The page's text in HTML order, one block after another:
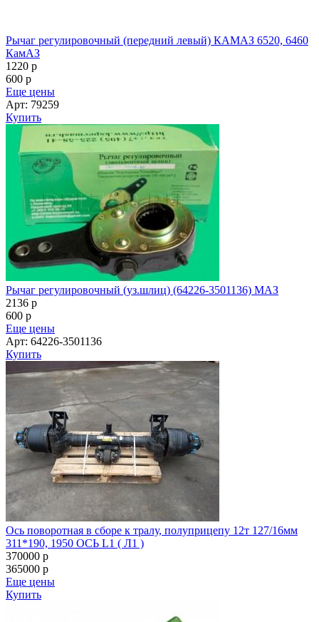
Рычаг регулировочный (передний левый) КАМАЗ 6520, 6460
КамАЗ
1220 p
600 p
Еще цены
Арт: 79259
Купить
Рычаг регулировочный (уз.шлиц) (64226-3501136) МАЗ
2136 p
600 p
Еще цены
Арт: 64226-3501136
Купить
Ось поворотная в сборе к тралу, полуприцепу 12т 127/16мм
311*190, 1950 ОСЬ L1 ( Л1 )
370000 p
365000 p
Еще цены
Купить